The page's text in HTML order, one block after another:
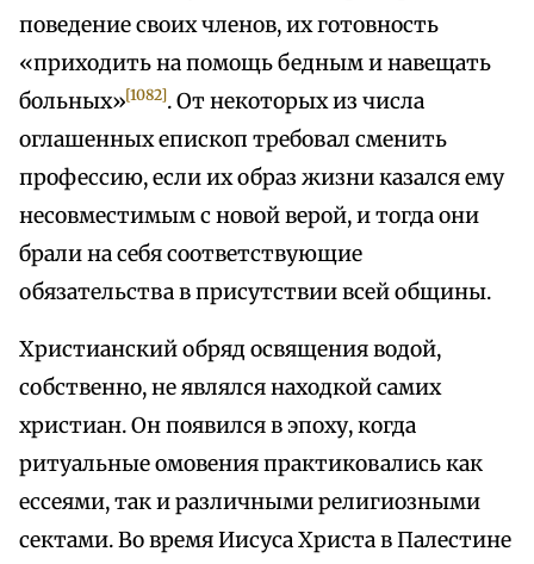
поведение своих членов, их готовность
«приходить на помощь бедным и навещать
больных»[1082]. От некоторых из числа
оглашенных епископ требовал сменить
профессию, если их образ жизни казался ему
несовместимым с новой верой, и тогда они
брали на себя соответствующие
обязательства в присутствии всей общины.
Христианский обряд освящения водой,
собственно, не являлся находкой самих
христиан. Он появился в эпоху, когда
ритуальные омовения практиковались как
ессеями, так и различными религиозными
сектами. Во время Иисуса Христа в Палестине